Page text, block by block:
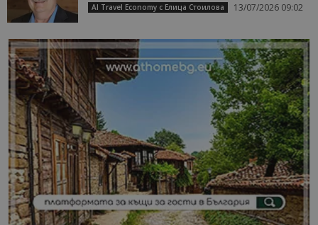
AI Travel Economy с Елица Стоилова 13/07/2026 09:02